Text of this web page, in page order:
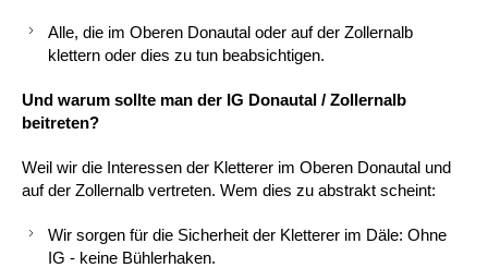
Alle, die im Oberen Donautal oder auf der Zollernalb
klettern oder dies zu tun beabsichtigen.
Und warum sollte man der IG Donautal / Zollernalb
beitreten?
Weil wir die Interessen der Kletterer im Oberen Donautal und
auf der Zollernalb vertreten. Wem dies zu abstrakt scheint:
Wir sorgen für die Sicherheit der Kletterer im Däle: Ohne
IG - keine Bühlerhaken.